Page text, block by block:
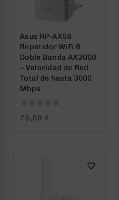
Asus RP-AX58
Repetidor WiFi 6
Doble Banda AX3000
– Velocidad de Red
Total de hasta 3000
Mbps
0
75,89 €